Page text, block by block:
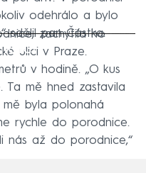
odehrálo a bylo
sdělil pan Částka.
zachytila ho
ulici v Praze.
v hodině. „O kus
Ta mě hned zastavila
byla polonahá
rychle do porodnice.
nás až do porodnice,“